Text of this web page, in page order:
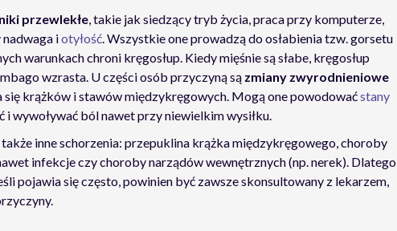
przewlekłe, takie jak siedzący tryb życia, praca przy komputerze,
iotyłość. Wszystkie one prowadzą do osłabienia tzw. gorsetu
warunkach chroni kręgosłup. Kiedy mięśnie są słabe, kręgosłup
wzrasta. U części osób przyczyną są zmiany zwyrodnieniowe
się krążków i stawów międzykręgowych. Mogą one powodowaćstany
i wywoływać ból nawet przy niewielkim wysiłku.
inne schorzenia: przepuklina krążka międzykręgowego, choroby
infekcje czy choroby narządów wewnętrznych (np. nerek). Dlatego
pojawia się często, powinien być zawsze skonsultowany z lekarzem,